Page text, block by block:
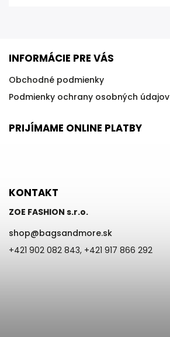
INFORMÁCIE PRE VÁS
Obchodné podmienky
Podmienky ochrany osobných údajov
PRIJÍMAME ONLINE PLATBY
KONTAKT
ZOE FASHION s.r.o.
shop@bagsandmore.sk
+421 902 082 843, +421 917 866 292